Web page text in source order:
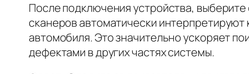
После подключения устройства,
сканеров автоматически
автомобиля. Это значительно ускоряет
дефектами в других частях системы.